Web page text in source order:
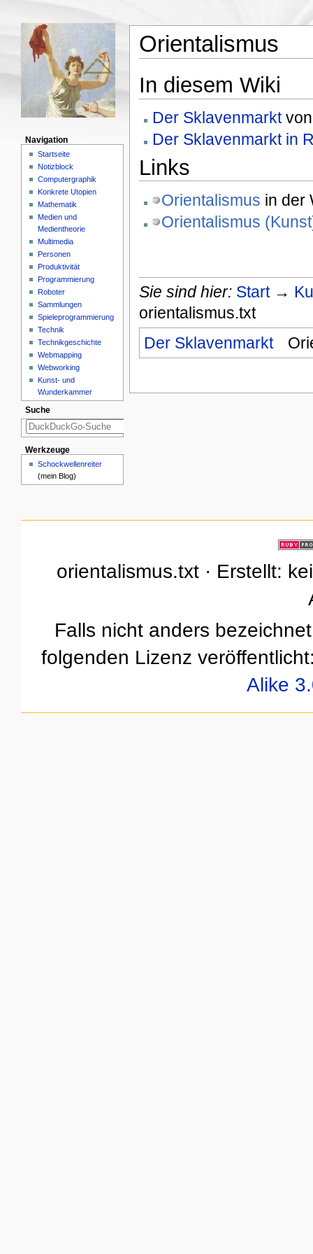
Orientalismus
In diesem Wiki
Der Sklavenmarkt
Der Sklavenmarkt in
Links
Orientalismus in der
Orientalismus
Sie sind hier: Start→
orientalismus.txt
Der Sklavenmarkt
Navigation
Startseite
Notizblock
Computergraphik
Konkrete Utopien
Mathematik
Medien und
Medientheorie
Multimedia
Personen
Produktivität
Programmierung
Roboter
Sammlungen
Spieleprogrammierung
Technik
Technikgeschichte
Webmapping
Webworking
Kunst- und
Wunderkammer
Suche
Werkzeuge
Schockwellenreiter
(mein Blog)
orientalismus.txt · Erstellt:
Falls nicht anders
folgenden Lizenz
Alike